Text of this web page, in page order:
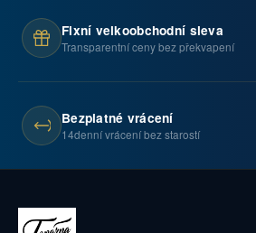
Fixní velkoobchodní sleva
Transparentní ceny bez překvapení
Bezplatné vrácení
14denní vrácení bez starostí